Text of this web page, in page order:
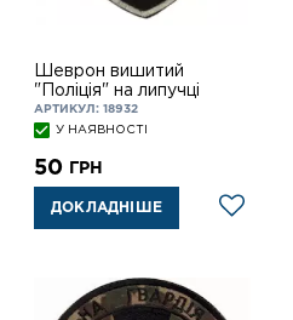
Шеврон вишитий
"Поліція" на липучці
АРТИКУЛ: 18932
У НАЯВНОСТІ
50 ГРН
ДОКЛАДНІШЕ